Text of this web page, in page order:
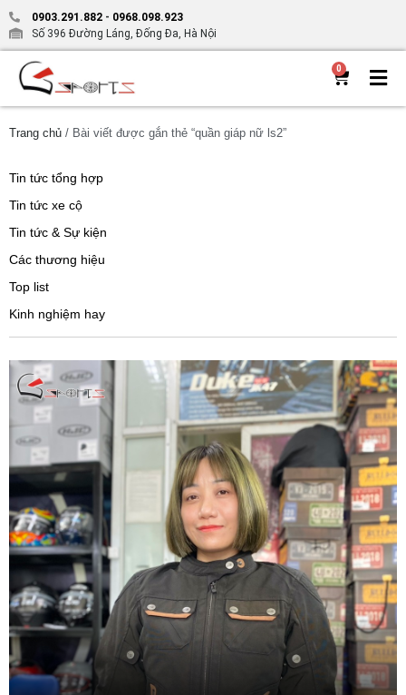
0903.291.882 - 0968.098.923
Số 396 Đường Láng, Đống Đa, Hà Nội
0
Trang chủ / Bài viết được gắn thẻ “quần giáp nữ ls2”
Tin tức tổng hợp
Tin tức xe cộ
Tin tức & Sự kiện
Các thương hiệu
Top list
Kinh nghiệm hay